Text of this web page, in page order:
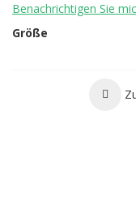
Benachrichtigen Sie
Größe